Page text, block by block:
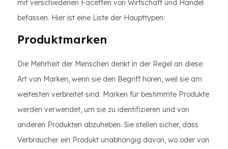
mit verschiedenen Facetten von Wirtschaft und Handel
befassen. Hier ist eine Liste der Haupttypen:
Produktmarken
Die Mehrheit der Menschen denkt in der Regel an diese
Art von Marken, wenn sie den Begriff hören, weil sie am
weitesten verbreitet sind. Marken für bestimmte Produkte
werden verwendet, um sie zu identifizieren und von
anderen Produkten abzuheben. Sie stellen sicher, dass
Verbraucher ein Produkt unabhängig davon, wo oder von